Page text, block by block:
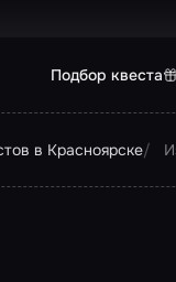
Подбор квеста
в Красноярске